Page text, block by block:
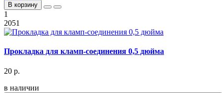
В корзину
1
2051
Прокладка для кламп-соединения 0,5 дюйма
20 р.
в наличии